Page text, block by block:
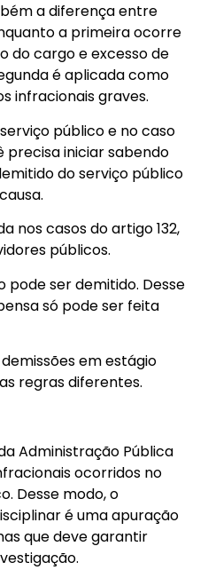
a diferença entre
a primeira ocorre
do cargo e excesso de
é aplicada como
infracionais graves.
público e no caso
precisa iniciar sabendo
do serviço público
nos casos do artigo 132,
públicos.
pode ser demitido. Desse
só pode ser feita
em estágio
regras diferentes.
Administração Pública
ocorridos no
Desse modo, o
é uma apuração
que deve garantir